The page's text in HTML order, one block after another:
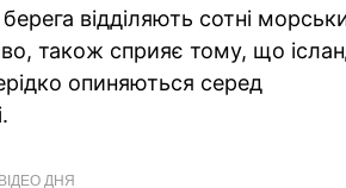
відділяють сотні
також сприяє тому, що
опиняються серед
ВІДЕО ДНЯ